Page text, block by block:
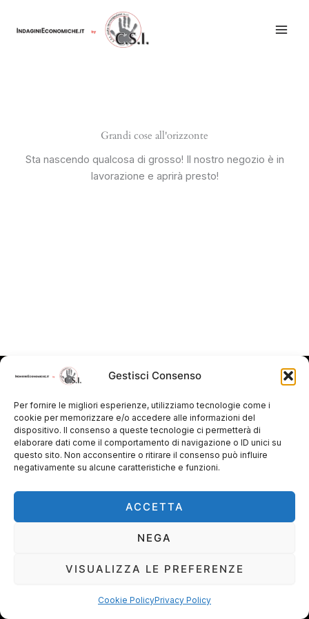
Gestisci Consenso
Per fornire le migliori esperienze, utilizziamo tecnologie come i
cookie per memorizzare e/o accedere alle informazioni del
dispositivo. Il consenso a queste tecnologie ci permetterà di
elaborare dati come il comportamento di navigazione o ID unici su
questo sito. Non acconsentire o ritirare il consenso può influire
negativamente su alcune caratteristiche e funzioni.
ACCETTA
NEGA
VISUALIZZA LE PREFERENZE
Cookie PolicyPrivacy Policy
Grandi cose all'orizzonte
Sta nascendo qualcosa di grosso! Il nostro negozio è in
lavorazione e aprirà presto!
C.S.I. ITALIA INVESTIGAZIONI S.R.L.
Viale Giuseppe Di Vittorio, 64 - 71121 Foggia (FG) - ITALIA
Licenza U.T.G. Foggia nr. 1917/P.A./Area Iª del 03.02.2005
adeguata alle nuove disposizioni con Atto nr.
1917/2013/Area I bis del 27.08.2013
© C.S.I. Italia Investigazioni 2005/2026 • Partita IVA:
Cookie Policy (UE)